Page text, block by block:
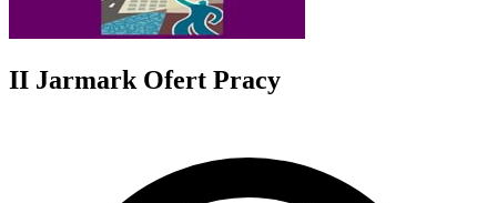
II Jarmark Ofert Pracy